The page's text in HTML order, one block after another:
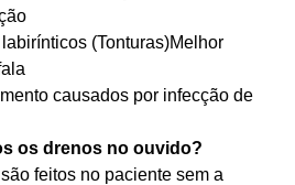
(Tonturas)Melhor
causados por infecção de
os drenos no ouvido?
feitos no paciente sem a